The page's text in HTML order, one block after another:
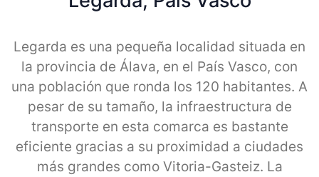
Legarda es una pequeña localidad situada en
la provincia de Álava, en el País Vasco, con
una población que ronda los 120 habitantes. A
pesar de su tamaño, la infraestructura de
transporte en esta comarca es bastante
eficiente gracias a su proximidad a ciudades
más grandes como Vitoria-Gasteiz. La